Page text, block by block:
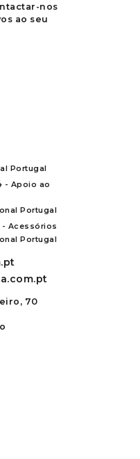
nos
ao seu
Portugal
- Apoio ao
Portugal
- Acessórios
Portugal
70